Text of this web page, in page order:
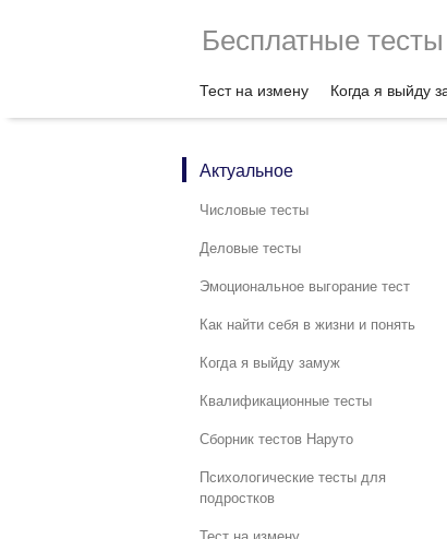
Бесплатные тесты
Тест на измену Когда я выйду
Актуальное
Числовые тесты
Деловые тесты
Эмоциональное выгорание тест
Как найти себя в жизни и понять
Когда я выйду замуж
Квалификационные тесты
Сборник тестов Наруто
Психологические тесты для
подростков